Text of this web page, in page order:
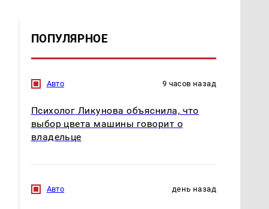
ПОПУЛЯРНОЕ
Авто 9 часов назад
Психолог Ликунова объяснила, что
выбор цвета машины говорит о
владельце
Авто день назад